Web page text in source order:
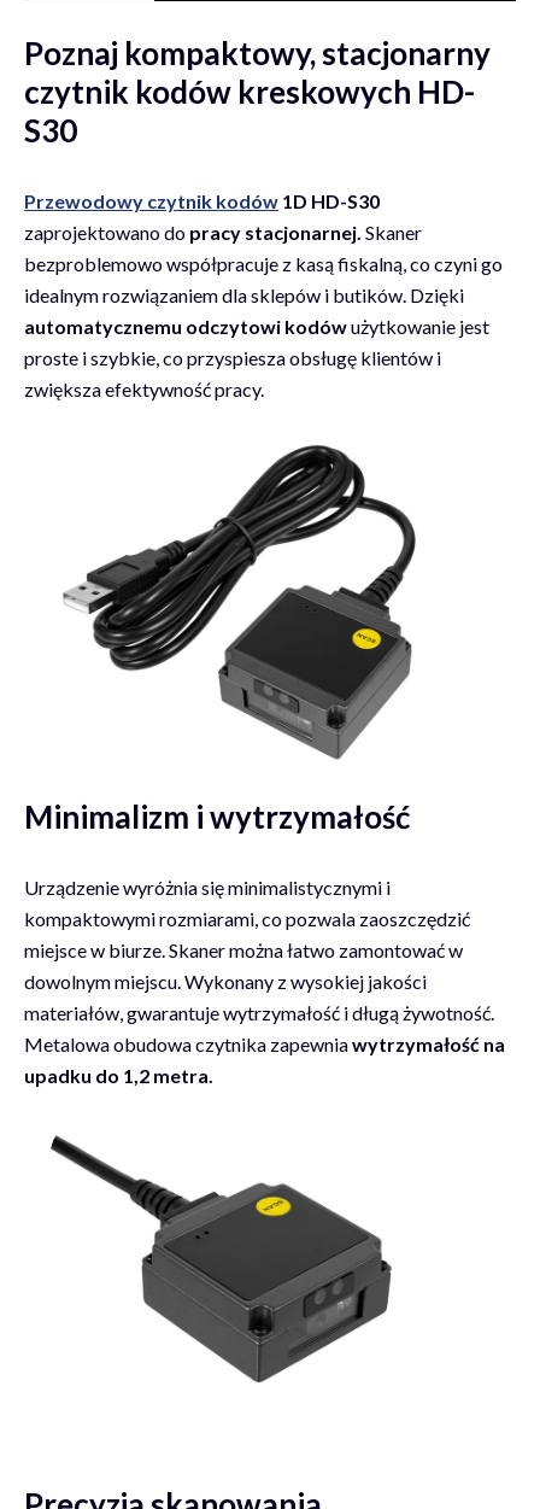
Poznaj kompaktowy, stacjonarny
czytnik kodów kreskowych HD-
S30
Przewodowy czytnik kodów 1D HD-S30
zaprojektowano do pracy stacjonarnej. Skaner
bezproblemowo współpracuje z kasą fiskalną, co czyni go
idealnym rozwiązaniem dla sklepów i butików. Dzięki
automatycznemu odczytowi kodówużytkowanie jest
proste i szybkie, co przyspiesza obsługę klientów i
zwiększa efektywność pracy.
Minimalizm i wytrzymałość
Urządzenie wyróżnia się minimalistycznymi i
kompaktowymi rozmiarami, co pozwala zaoszczędzić
miejsce w biurze. Skaner można łatwo zamontować w
dowolnym miejscu. Wykonany z wysokiej jakości
materiałów, gwarantuje wytrzymałość i długą żywotność.
Metalowa obudowa czytnika zapewniawytrzymałość na
upadku do 1,2 metra.